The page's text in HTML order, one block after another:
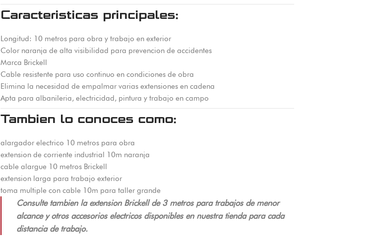
Caracteristicas principales:
Longitud: 10 metros para obra y trabajo en exterior
Color naranja de alta visibilidad para prevencion de accidentes
Marca Brickell
Cable resistente para uso continuo en condiciones de obra
Elimina la necesidad de empalmar varias extensiones en cadena
Apta para albanileria, electricidad, pintura y trabajo en campo
Tambien lo conoces como:
alargador electrico 10 metros para obra
extension de corriente industrial 10m naranja
cable alargue 10 metros Brickell
extension larga para trabajo exterior
toma multiple con cable 10m para taller grande
Consulte tambien la extension Brickell de 3 metros para trabajos de menor
alcance y otros accesorios electricos disponibles en nuestra tienda para cada
distancia de trabajo.